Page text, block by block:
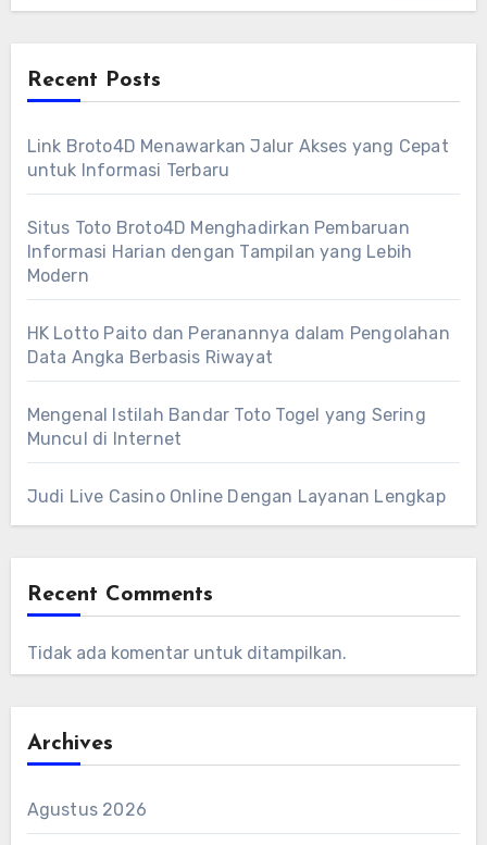
Recent Posts
Link Broto4D Menawarkan Jalur Akses yang Cepat
untuk Informasi Terbaru
Situs Toto Broto4D Menghadirkan Pembaruan
Informasi Harian dengan Tampilan yang Lebih
Modern
HK Lotto Paito dan Peranannya dalam Pengolahan
Data Angka Berbasis Riwayat
Mengenal Istilah Bandar Toto Togel yang Sering
Muncul di Internet
Judi Live Casino Online Dengan Layanan Lengkap
Recent Comments
Tidak ada komentar untuk ditampilkan.
Archives
Agustus 2026